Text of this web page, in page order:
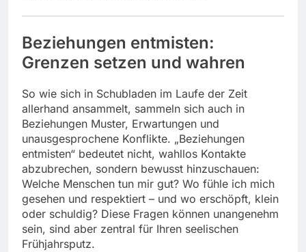
Beziehungen entmisten:
Grenzen setzen und wahren
So wie sich in Schubladen im Laufe der Zeit
allerhand ansammelt, sammeln sich auch in
Beziehungen Muster, Erwartungen und
unausgesprochene Konflikte. „Beziehungen
entmisten“ bedeutet nicht, wahllos Kontakte
abzubrechen, sondern bewusst hinzuschauen:
Welche Menschen tun mir gut? Wo fühle ich mich
gesehen und respektiert – und wo erschöpft, klein
oder schuldig? Diese Fragen können unangenehm
sein, sind aber zentral für Ihren seelischen
Frühjahrsputz.